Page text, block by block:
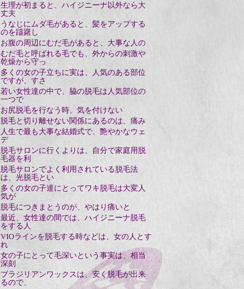
生理が初まると、ハイジニーナ以外なら大
丈夫
うなじにムダ毛があると、髪をアップする
のを躊躇し
お腹の周辺にむだ毛があると、大事な人の
むだ毛と呼ばれる毛でも、外からの刺激や
乾燥から守っ
多くの女の子立ちに実は、人気のある部位
ですが、すさ
若い女性達の中で、脇の脱毛は人気部位の
一つで
お尻脱毛を行なう時、気を付けない
脱毛と切り離せない関係にあるのは、痛み
人生で最も大事な結婚式で、艶やかなウェ
デ
脱毛サロンに行くよりは、自分で家庭用脱
毛器を利
脱毛サロンでよく利用されている脱毛法
は、光脱毛とい
多くの女の子達にとってワキ脱毛は大変人
気が
脱毛につきまとうのが、やはり痛いと
最近、女性達の間では、ハイジニーナ脱毛
をする人
VIOラインを脱毛する時などは、女の人とす
れ
女の子にとって毛深いという事実は、相当
深刻
ブラジリアンワックスは、安く脱毛が出来
るので、